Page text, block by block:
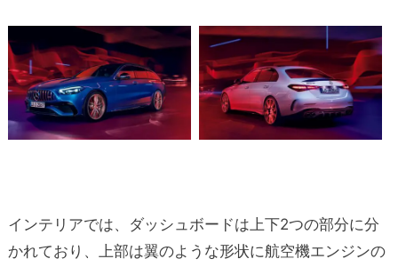
インテリアでは、ダッシュボードは上下2つの部分に分
かれており、上部は翼のような形状に航空機エンジンの